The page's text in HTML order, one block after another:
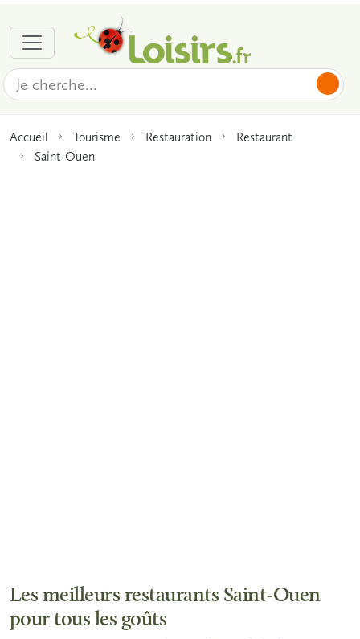
Accueil Tourisme Restauration
Restaurant
Saint-Ouen
Les meilleurs restaurants Saint-Ouen
pour tous les goûts